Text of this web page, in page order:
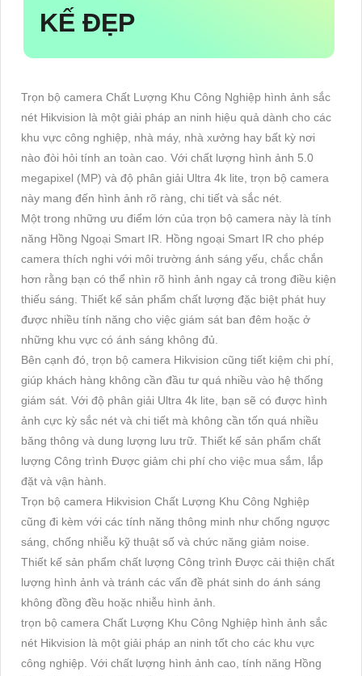
KẾ ĐẸP
Trọn bộ camera Chất Lượng Khu Công Nghiệp hình ảnh sắc
nét Hikvision là một giải pháp an ninh hiệu quả dành cho các
khu vực công nghiệp, nhà máy, nhà xưởng hay bất kỳ nơi
nào đòi hỏi tính an toàn cao. Với chất lượng hình ảnh 5.0
megapixel (MP) và độ phân giải Ultra 4k lite, trọn bộ camera
này mang đến hình ảnh rõ ràng, chi tiết và sắc nét.
Một trong những ưu điểm lớn của trọn bộ camera này là tính
năng Hồng Ngoại Smart IR. Hồng ngoại Smart IR cho phép
camera thích nghi với môi trường ánh sáng yếu, chắc chắn
hơn rằng bạn có thể nhìn rõ hình ảnh ngay cả trong điều kiện
thiếu sáng. Thiết kế sản phẩm chất lượng đặc biệt phát huy
được nhiều tính năng cho việc giám sát ban đêm hoặc ở
những khu vực có ánh sáng không đủ.
Bên cạnh đó, trọn bộ camera Hikvision cũng tiết kiệm chi phí,
giúp khách hàng không cần đầu tư quá nhiều vào hệ thống
giám sát. Với độ phân giải Ultra 4k lite, bạn sẽ có được hình
ảnh cực kỳ sắc nét và chi tiết mà không cần tốn quá nhiều
băng thông và dung lượng lưu trữ. Thiết kế sản phẩm chất
lượng Công trình Được giảm chi phí cho việc mua sắm, lắp
đặt và vận hành.
Trọn bộ camera Hikvision Chất Lượng Khu Công Nghiệp
cũng đi kèm với các tính năng thông minh như chống ngược
sáng, chống nhiễu kỹ thuật số và chức năng giảm noise.
Thiết kế sản phẩm chất lượng Công trình Được cải thiện chất
lượng hình ảnh và tránh các vấn đề phát sinh do ánh sáng
không đồng đều hoặc nhiễu hình ảnh.
trọn bộ camera Chất Lượng Khu Công Nghiệp hình ảnh sắc
nét Hikvision là một giải pháp an ninh tốt cho các khu vực
công nghiệp. Với chất lượng hình ảnh cao, tính năng Hồng